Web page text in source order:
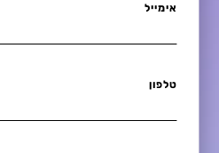
אימייל
טלפון